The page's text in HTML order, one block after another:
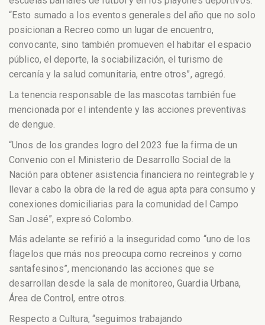
“Esto sumado a los eventos generales del año que no solo
posicionan a Recreo como un lugar de encuentro,
convocante, sino también promueven el habitar el espacio
público, el deporte, la sociabilización, el turismo de
cercanía y la salud comunitaria, entre otros”, agregó.
La tenencia responsable de las mascotas también fue
mencionada por el intendente y las acciones preventivas
de dengue.
“Unos de los grandes logro del 2023 fue la firma de un
Convenio con el Ministerio de Desarrollo Social de la
Nación para obtener asistencia financiera no reintegrable y
llevar a cabo la obra de la red de agua apta para consumo y
conexiones domiciliarias para la comunidad del Campo
San José”, expresó Colombo.
Más adelante se refirió a la inseguridad como “uno de los
flagelos que más nos preocupa como recreinos y como
santafesinos”, mencionando las acciones que se
desarrollan desde la sala de monitoreo, Guardia Urbana,
Área de Control, entre otros.
Respecto a Cultura, “seguimos trabajando